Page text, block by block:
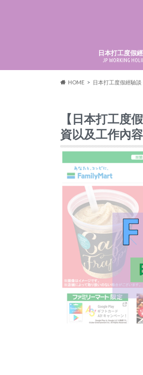
日本打工度假
JP WORKING
HOME 日本打工度假經驗談
【日本打工度
資以及工作內容